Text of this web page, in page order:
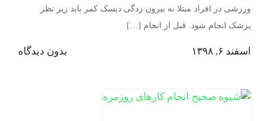
ورزشی در افراد مبتلا به بیرون زدگی دیسک کمر باید زیر نظر
پزشک انجام شود. قبل از انجام […]
اسفند ۶, ۱۳۹۸ بدون دیدگاه